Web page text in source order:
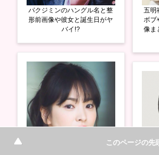
パクジミンのハングル名と整
形前画像や彼女と誕生日がヤ
バイ!?
五明
ボブ
像ま
このページの先